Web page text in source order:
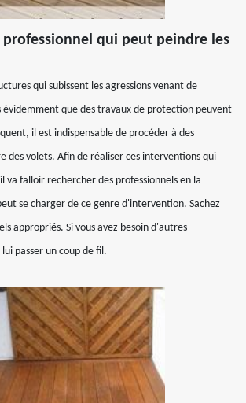
professionnel qui peut peindre les
qui subissent les agressions venant de
évidemment que des travaux de protection peuvent
il est indispensable de procéder à des
des volets. Afin de réaliser ces interventions qui
va falloir rechercher des professionnels en la
se charger de ce genre d'intervention. Sachez
appropriés. Si vous avez besoin d'autres
passer un coup de fil.